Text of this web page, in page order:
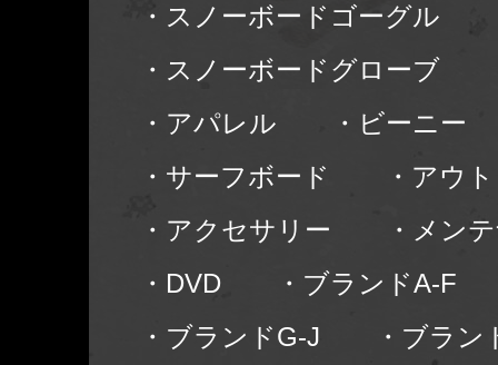
・スノーボードゴーグル
・スノーボードグローブ
・アパレル
・ビーニー
・サーフボード
・アウ
・アクセサリー
・メン
・DVD
・ブランドA-F
・ブランドG-J
・ブラン